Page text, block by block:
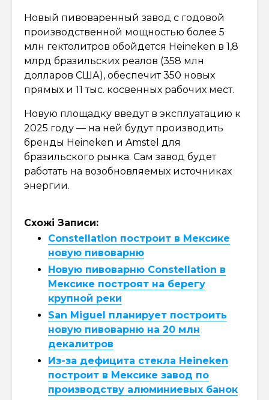
Новый пивоваренный завод с годовой
производственной мощностью более 5
млн гектолитров обойдется Heineken в 1,8
млрд бразильских реалов (358 млн
долларов США), обеспечит 350 новых
прямых и 11 тыс. косвенных рабочих мест.
Новую площадку введут в эксплуатацию к
2025 году — на ней будут производить
бренды Heineken и Amstel для
бразильского рынка. Сам завод будет
работать на возобновляемых источниках
энергии.
Схожі Записи:
Constellation построит в Мексике
новую пивоварню
Новую пивоварню Constellation в
Мексике построят на берегу
крупной реки
San Miguel планирует построить
новую пивоварню на 20 млн
декалитров
Из-за дефицита стекла Heineken
построит в Мексике завод по
производству алюминиевых банок